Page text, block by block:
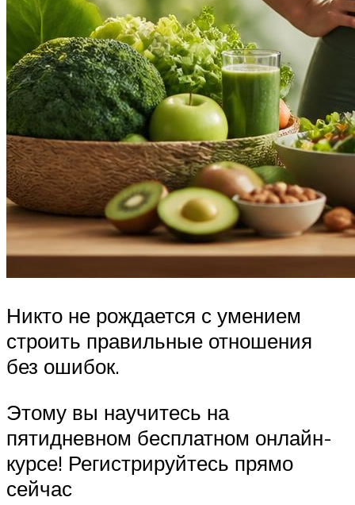
Никто не рождается с умением
строить правильные отношения
без ошибок.
Этому вы научитесь на
пятидневном бесплатном онлайн-
курсе! Регистрируйтесь прямо
сейчас